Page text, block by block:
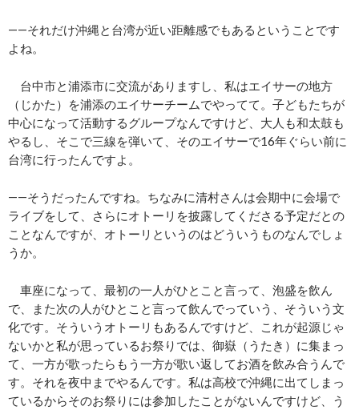
――それだけ沖縄と台湾が近い距離感でもあるということです
よね。
台中市と浦添市に交流がありますし、私はエイサーの地方
（じかた）を浦添のエイサーチームでやってて。子どもたちが
中心になって活動するグループなんですけど、大人も和太鼓も
やるし、そこで三線を弾いて、そのエイサーで16年ぐらい前に
台湾に行ったんですよ。
――そうだったんですね。ちなみに清村さんは会期中に会場で
ライブをして、さらにオトーリを披露してくださる予定だとの
ことなんですが、オトーリというのはどういうものなんでしょ
うか。
車座になって、最初の一人がひとこと言って、泡盛を飲ん
で、また次の人がひとこと言って飲んでっていう、そういう文
化です。そういうオトーリもあるんですけど、これが起源じゃ
ないかと私が思っているお祭りでは、御嶽（うたき）に集まっ
て、一方が歌ったらもう一方が歌い返してお酒を飲み合うんで
す。それを夜中までやるんです。私は高校で沖縄に出てしまっ
ているからそのお祭りには参加したことがないんですけど、う